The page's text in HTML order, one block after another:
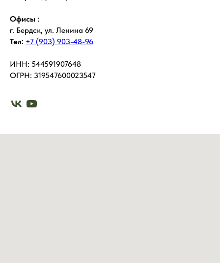
Офисы :
г. Бердск, ул. Ленина 69
Тел: +7 (903) 903-48-96
ИНН: 544591907648
ОГРН: 319547600023547